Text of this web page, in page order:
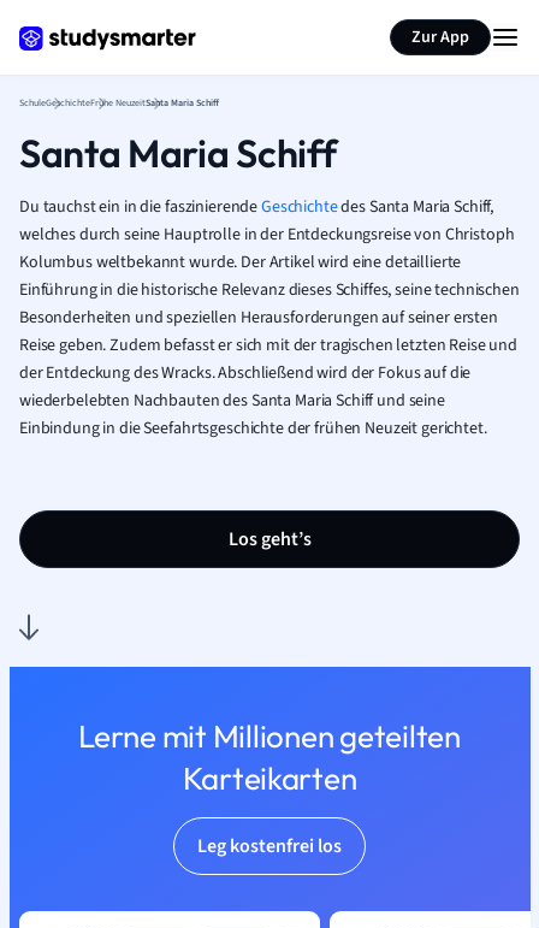
Zur App
SchuleGeschichteFrühe NeuzeitSanta Maria Schiff
Santa Maria Schiff
Du tauchst ein in die faszinierendeGeschichtedes Santa Maria Schiff,
welches durch seine Hauptrolle in der Entdeckungsreise von Christoph
Kolumbus weltbekannt wurde. Der Artikel wird eine detaillierte
Einführung in die historische Relevanz dieses Schiffes, seine technischen
Besonderheiten und speziellen Herausforderungen auf seiner ersten
Reise geben. Zudem befasst er sich mit der tragischen letzten Reise und
der Entdeckung des Wracks. Abschließend wird der Fokus auf die
wiederbelebten Nachbauten des Santa Maria Schiff und seine
Einbindung in die Seefahrtsgeschichte der frühen Neuzeit gerichtet.
Los geht’s
Lerne mit Millionen geteilten
Karteikarten
Leg kostenfrei los
Seite zusammenfassen